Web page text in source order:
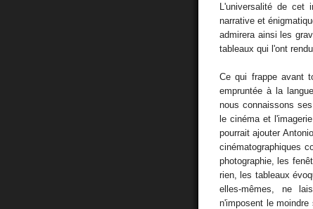
L'universalité de cet
narrative et
admirera ainsi les
tableaux qui l'ont
Ce qui frappe avant
empruntée à la
nous connaissons
le cinéma et
pourrait ajouter
cinématographiques
photographie, les
rien, les tableaux
elles-mêmes, ne
n'imposent le